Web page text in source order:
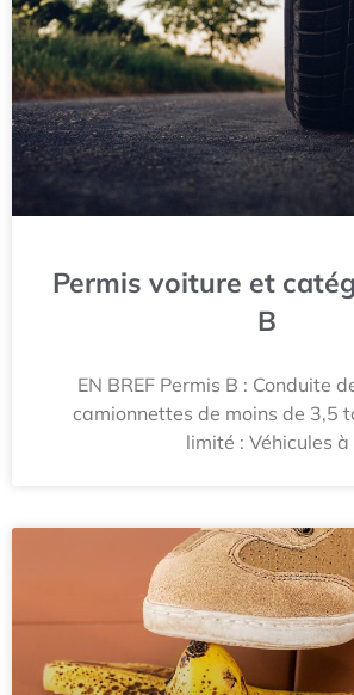
Permis voiture et
B
EN BREF Permis B : Conduite
camionnettes de moins de 3,5
limité : Véhicules à